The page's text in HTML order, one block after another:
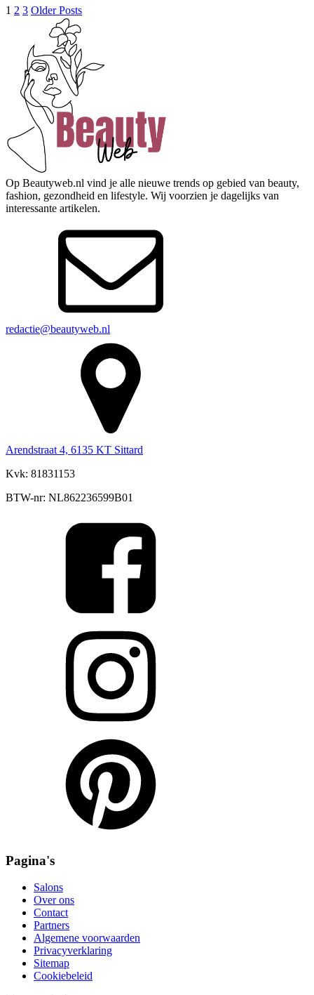
1 2 3 Older Posts
Op Beautyweb.nl vind je alle nieuwe trends op gebied van beauty,
fashion, gezondheid en lifestyle. Wij voorzien je dagelijks van
interessante artikelen.
redactie@beautyweb.nl
Arendstraat 4, 6135 KT Sittard
Kvk: 81831153
BTW-nr: NL862236599B01
Pagina's
Salons
Over ons
Contact
Partners
Algemene voorwaarden
Privacyverklaring
Sitemap
Cookiebeleid